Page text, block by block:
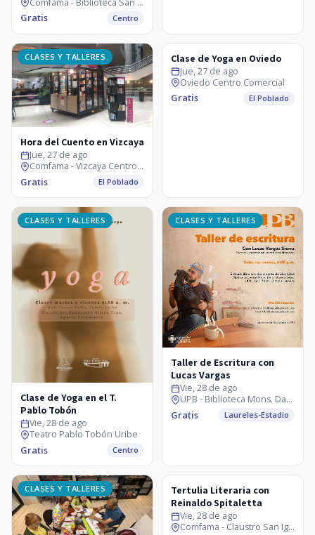
Gratis Centro
CLASES Y TALLERES
Hora del Cuento en Vizcaya
Jue, 27 de ago
Comfama - Vizcaya Centro Comercial
Gratis El Poblado
CLASES Y TALLERES
Clase de Yoga en Oviedo
Jue, 27 de ago
Oviedo Centro Comercial
Gratis El Poblado
CLASES Y TALLERES
Clase de Yoga en el T.
Pablo Tobón
Vie, 28 de ago
Teatro Pablo Tobón Uribe
Gratis Centro
CLASES Y TALLERES
Taller de Escritura con
Lucas Vargas
Vie, 28 de ago
UPB - Biblioteca Mons. Darío Múnera
Gratis Laureles-Estadio
CLASES Y TALLERES CLASES Y TALLERES
Tertulia Literaria con
Reinaldo Spitaletta
Vie, 28 de ago
Comfama - Claustro San Ignacio